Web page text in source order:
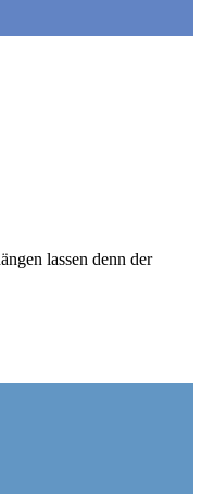
lassen denn der